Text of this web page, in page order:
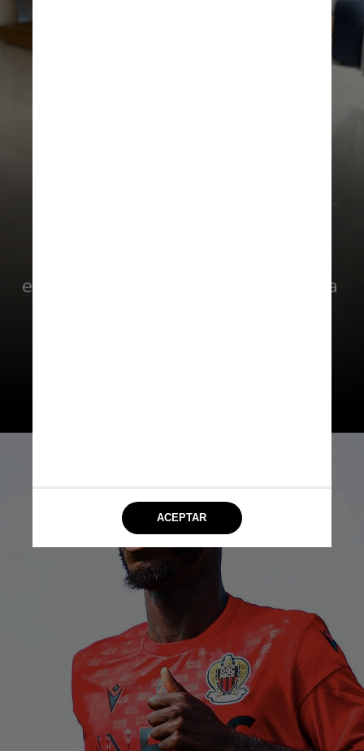
el punto de decir que fue traumática